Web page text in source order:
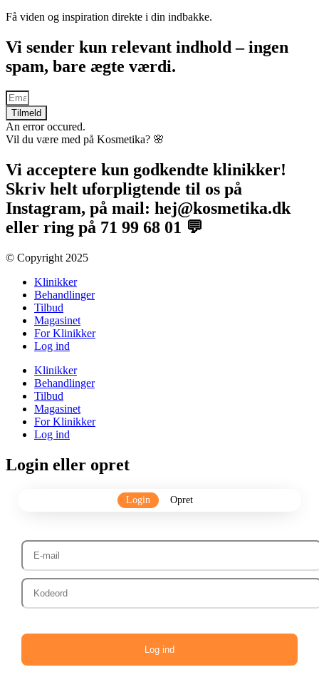
Få viden og inspiration direkte i din indbakke.
Vi sender kun relevant indhold – ingen
spam, bare ægte værdi.
Tilmeld
An error occured.
Vil du være med på Kosmetika? 🌸​
Vi acceptere kun godkendte klinikker!
Skriv helt uforpligtende til os på
Instagram, på mail: hej@kosmetika.dk
eller ring på 71 99 68 01 💬
© Copyright 2025​
Klinikker
Behandlinger
Tilbud
Magasinet
For Klinikker
Log ind
Klinikker
Behandlinger
Tilbud
Magasinet
For Klinikker
Log ind
Login eller opret
Login Opret
Log ind